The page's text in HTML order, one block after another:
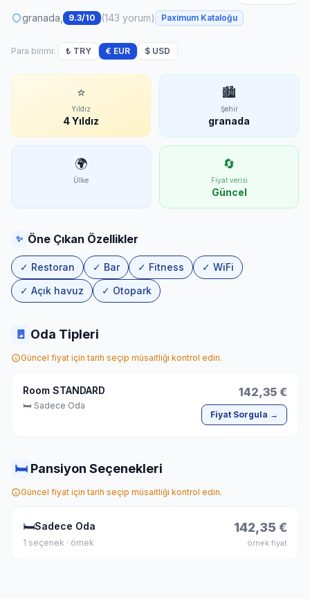
granada, 9.3/10 (143 yorum) Paximum Kataloğu
Para birimi: ₺ TRY € EUR $ USD
⭐
Yıldız
4 Yıldız
🏙
Şehir
granada
🌍
Ülke
🔄
Fiyat verisi
Güncel
✨ Öne Çıkan Özellikler
✓ Restoran ✓ Bar ✓ Fitness
✓ WiFi
✓ Açık havuz
✓ Otopark
🚪 Oda Tipleri
Güncel fiyat için tarih seçip müsaitliği kontrol edin.
Room STANDARD
🛏 Sadece Oda
142,35 €
Fiyat Sorgula →
🛏 Pansiyon Seçenekleri
Güncel fiyat için tarih seçip müsaitliği kontrol edin.
🛏Sadece Oda
1 seçenek · örnek
142,35 €
örnek fiyat